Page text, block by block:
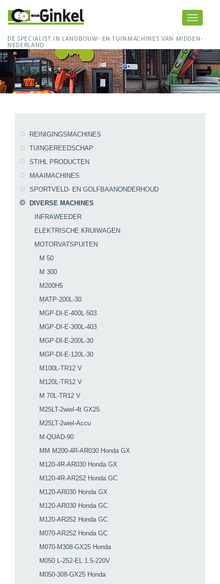
Toggle
DE SPECIALIST IN LANDBOUW- EN TUINMACHINES VAN MIDDEN-
NEDERLAND
REINIGINGSMACHINES
TUINGEREEDSCHAP
STIHL PRODUCTEN
MAAIMACHINES
SPORTVELD- EN GOLFBAANONDERHOUD
DIVERSE MACHINES
INFRAWEEDER
ELEKTRISCHE KRUIWAGEN
MOTORVATSPUITEN
M 50
M 300
M200H5
MATP-200L-30
MGP-DI-E-400L-503
MGP-DI-E-300L-403
MGP-DI-E-200L-30
MGP-DI-E-120L-30
M100L-TR12 V
M120L-TR12 V
M 70L-TR12 V
M25LT-2wiel-4t GX25
M25LT-2wiel-Accu
M-QUAD-90
MM M200-4R-AR030 Honda GX
M120-4R-AR030 Honda GX
M120-4R-AR252 Honda GC
M120-AR030 Honda GX
M120-AR030 Honda GC
M120-AR252 Honda GC
M070-AR252 Honda GC
M070-M308-GX25 Honda
M050 L-252-EL 1.5-220V
M050-308-GX25 Honda